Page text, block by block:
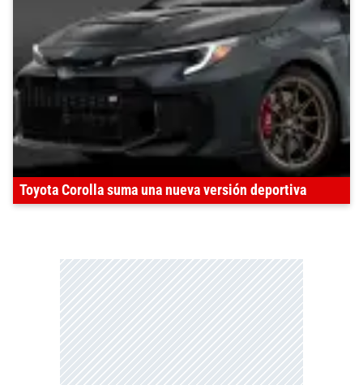
Toyota Corolla suma una nueva versión deportiva